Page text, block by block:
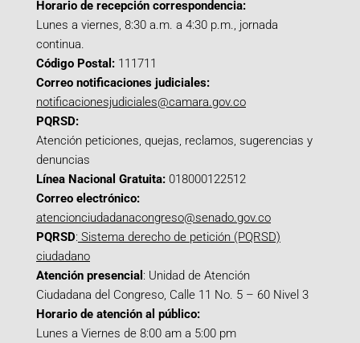
Horario de recepción correspondencia:
Lunes a viernes, 8:30 a.m. a 4:30 p.m., jornada
continua.
Código Postal: 111711
Correo notificaciones judiciales:
notificacionesjudiciales@camara.gov.co
PQRSD:
Atención peticiones, quejas, reclamos, sugerencias y
denuncias
Línea Nacional Gratuita: 018000122512
Correo electrónico:
atencionciudadanacongreso@senado.gov.co
PQRSD: Sistema derecho de petición (PQRSD)
ciudadano
Atención presencial : Unidad de Atención
Ciudadana del Congreso, Calle 11 No. 5 – 60 Nivel 3
Horario de atención al público:
Lunes a Viernes de 8:00 am a 5:00 pm